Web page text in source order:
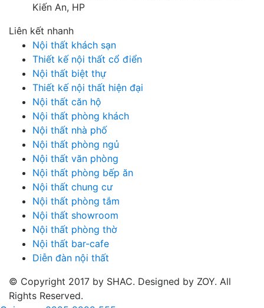
Kiến An, HP
Liên kết nhanh
Nội thất khách sạn
Thiết kế nội thất cổ điển
Nội thất biệt thự
Thiết kế nội thất hiện đại
Nội thất căn hộ
Nội thất phòng khách
Nội thất nhà phố
Nội thất phòng ngủ
Nội thất văn phòng
Nội thất phòng bếp ăn
Nội thất chung cư
Nội thất phòng tắm
Nội thất showroom
Nội thất phòng thờ
Nội thất bar-cafe
Diễn đàn nội thất
© Copyright 2017 by SHAC. Designed by ZOY. All
Rights Reserved.